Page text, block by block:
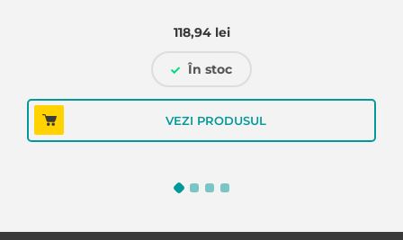
118,94 lei
În stoc
VEZI PRODUSUL